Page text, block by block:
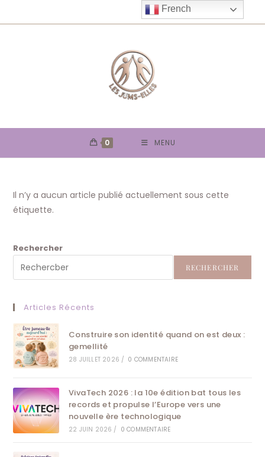
to
0 MENU
Il n’y a aucun article publié actuellement sous cette
étiquette.
Rechercher
RECHERCHER
Articles Récents
Construire son identité quand on est deux :
gemellité
28 JUILLET 2026 / 0 COMMENTAIRE
VivaTech 2026 : la 10e édition bat tous les
records et propulse l’Europe vers une
nouvelle ère technologique
22 JUIN 2026 / 0 COMMENTAIRE
French